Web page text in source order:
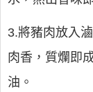
3.將豬肉放入
肉香，質爛即
油。